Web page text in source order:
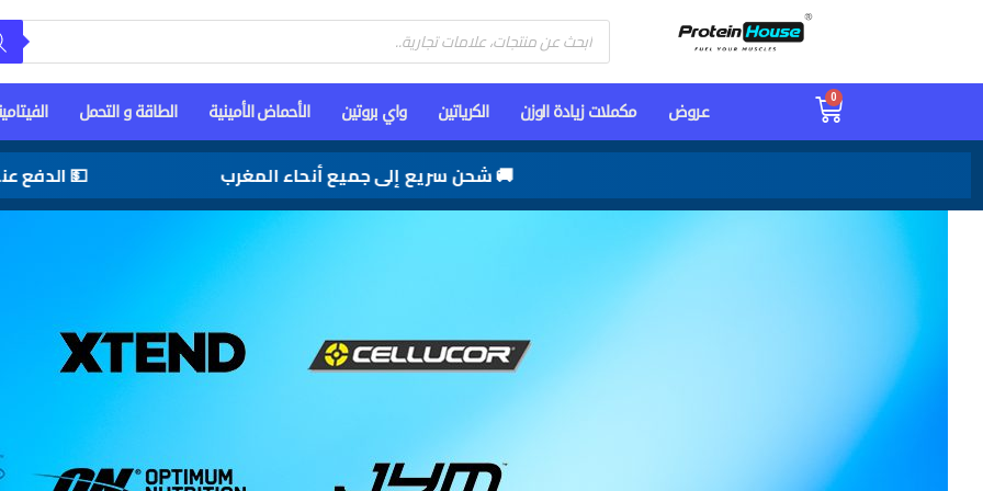
Products
search
0
Cart عـروض مكملات زيادة الوزن الكرياتين واي بروتين الأحماض الأمينية الطاقة و التحمل
🚚 شحن سريع إلى جميع أنحاء المغرب 💵 الدفع عند